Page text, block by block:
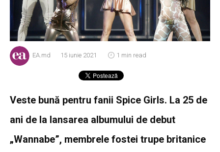
EA.md 15 iunie 2021 1 min read
Veste bună pentru fanii Spice Girls. La 25 de
ani de la lansarea albumului de debut
„Wannabe”, membrele fostei trupe britanice